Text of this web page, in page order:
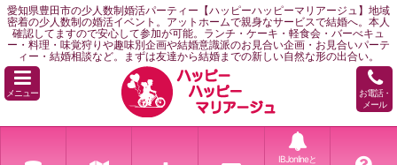
愛知県豊田市の少人数制婚活パーティー【ハッピーハッピーマリアージュ】地域
密着の少人数制の婚活イベント。アットホームで親身なサービスで結婚へ。本人
確認してますので安心して参加が可能。ランチ・ケーキ・軽食会・バーべキュ
ー・料理・味覚狩りや趣味別企画や結婚意識派のお見合い企画・お見合いパーテ
ィー・結婚相談など。まずは友達から結婚までの新しい自然な形の出合い。
メニュー
お電話・
メール
IBJonlineと